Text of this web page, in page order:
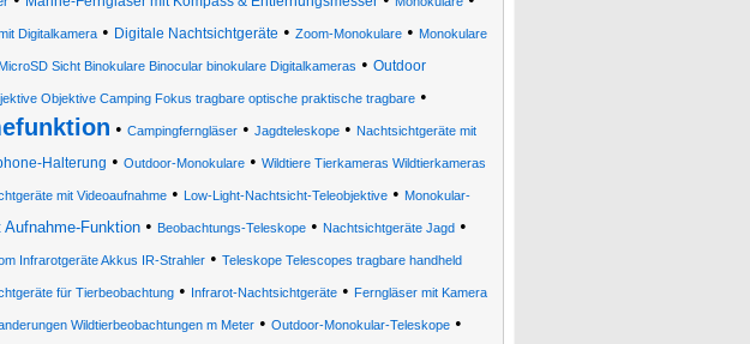
Digitalkamera• Digitale Nachtsichtgeräte • Zoom-Monokulare• Monokulare
Sicht Binokulare Binocular binokulare Digitalkameras • Outdoor
Objektive Camping Fokus tragbare optische praktische tragbare•
• Campingferngläser• Jagdteleskope• Nachtsichtgeräte mit
Halterung • Outdoor-Monokulare • Wildtiere Tierkameras Wildtierkameras
mit Videoaufnahme• Low-Light-Nachtsicht-Teleobjektive• Monokular-
Funktion• Beobachtungs-Teleskope• Nachtsichtgeräte Jagd•
Infrarotgeräte Akkus IR-Strahler • Teleskope Telescopes tragbare handheld
für Tierbeobachtung• Infrarot-Nachtsichtgeräte• Ferngläser mit Kamera
Wildtierbeobachtungen m Meter • Outdoor-Monokular-Teleskope •